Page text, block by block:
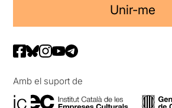
Unir-me
Amb el suport de